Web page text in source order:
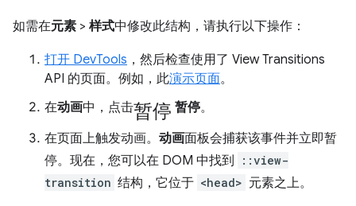
如需在元素 > 样式中修改此结构，请执行以下操作：
打开 DevTools ，然后检查使用了 View Transitions
API 的页面。例如，此演示页面。
在动画中，点击暂停 暂停。
在页面上触发动画。 动画面板会捕获该事件并立即暂
停。现在，您可以在 DOM 中找到
::view-
transition 结构，它位于 <head> 元素之上。